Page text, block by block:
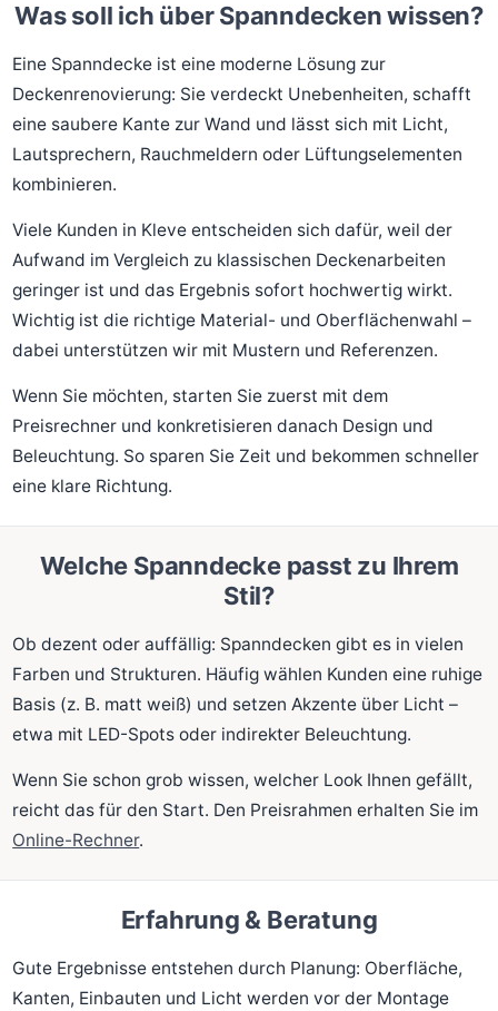
Was soll ich über Spanndecken wissen?
Eine Spanndecke ist eine moderne Lösung zur
Deckenrenovierung: Sie verdeckt Unebenheiten, schafft
eine saubere Kante zur Wand und lässt sich mit Licht,
Lautsprechern, Rauchmeldern oder Lüftungselementen
kombinieren.
Viele Kunden in Kleve entscheiden sich dafür, weil der
Aufwand im Vergleich zu klassischen Deckenarbeiten
geringer ist und das Ergebnis sofort hochwertig wirkt.
Wichtig ist die richtige Material- und Oberflächenwahl –
dabei unterstützen wir mit Mustern und Referenzen.
Wenn Sie möchten, starten Sie zuerst mit dem
Preisrechner und konkretisieren danach Design und
Beleuchtung. So sparen Sie Zeit und bekommen schneller
eine klare Richtung.
Welche Spanndecke passt zu Ihrem
Stil?
Ob dezent oder auffällig: Spanndecken gibt es in vielen
Farben und Strukturen. Häufig wählen Kunden eine ruhige
Basis (z. B. matt weiß) und setzen Akzente über Licht –
etwa mit LED-Spots oder indirekter Beleuchtung.
Wenn Sie schon grob wissen, welcher Look Ihnen gefällt,
reicht das für den Start. Den Preisrahmen erhalten Sie im
Online-Rechner.
Erfahrung & Beratung
Gute Ergebnisse entstehen durch Planung: Oberfläche,
Kanten, Einbauten und Licht werden vor der Montage